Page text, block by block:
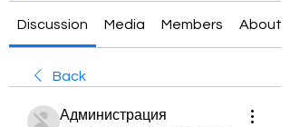
Discussion Media Members About
Back
Администрация